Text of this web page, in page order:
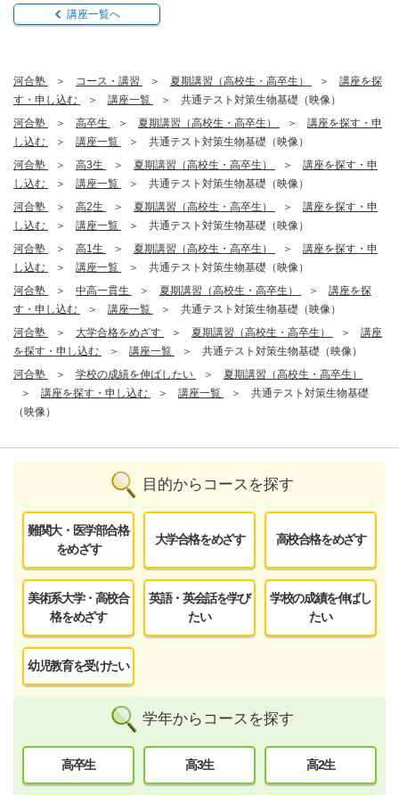
講座一覧へ
河合塾 コース・講習 夏期講習（高校生・高卒生）
講座を探
す・申し込む
講座一覧
共通テスト対策生物基礎（映像）
河合塾
高卒生 夏期講習（高校生・高卒生）
講座を探す・申
し込む
講座一覧
共通テスト対策生物基礎（映像）
河合塾
高3生 夏期講習（高校生・高卒生）
講座を探す・申
し込む
講座一覧
共通テスト対策生物基礎（映像）
河合塾
高2生 夏期講習（高校生・高卒生）
講座を探す・申
し込む
講座一覧
共通テスト対策生物基礎（映像）
河合塾
高1生 夏期講習（高校生・高卒生）
講座を探す・申
し込む
講座一覧
共通テスト対策生物基礎（映像）
河合塾
中高一貫生 夏期講習（高校生・高卒生）
講座を探
す・申し込む
講座一覧
共通テスト対策生物基礎（映像）
河合塾
大学合格をめざす 夏期講習（高校生・高卒生）
講座
を探す・申し込む
講座一覧
共通テスト対策生物基礎（映像）
河合塾
学校の成績を伸ばしたい
夏期講習（高校生・高卒生）
講座を探す・申し込む
講座一覧
共通テスト対策生物基礎
（映像）
目的からコースを探す
難関大・医学部合格
をめざす
大学合格をめざす 高校合格をめざす
美術系大学・高校合
格をめざす
英語・英会話を学び
たい
学校の成績を伸ばし
たい
幼児教育を受けたい
学年からコースを探す
高卒生 高3生 高2生